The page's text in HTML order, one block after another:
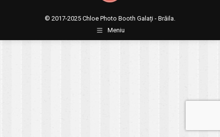
© 2017-2025 Chloe Photo Booth Galați - Brăila.
Meniu